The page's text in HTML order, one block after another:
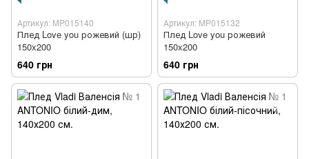
Артикул: MP015140
Плед Love you рожевий (шр)
150x200
640 грн
Артикул: MP015132
Плед Love you рожевий
150x200
640 грн